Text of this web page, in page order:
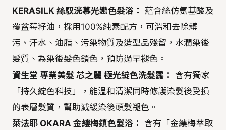
KERASILK 絲馭洸慕光戀色髮浴：
蘊含絲仿氨基酸及
覆盆莓籽油，採用100%純素配方，可溫和去除髒
污、汗水、油脂、污染物質及造型品殘留，水潤染後
髮質、為染後髮色鎖色，預防過早褪色。
資生堂 專業美髮 芯之麗 極光綻色洗髮露：
含有獨家
「持久綻色科技」，能溫和清潔同時修護染髮後受損
的表層髮質，幫助減緩染後頭髮褪色。
萊法耶 OKARA 金縷梅鎖色髮浴：
含有「金縷梅萃取